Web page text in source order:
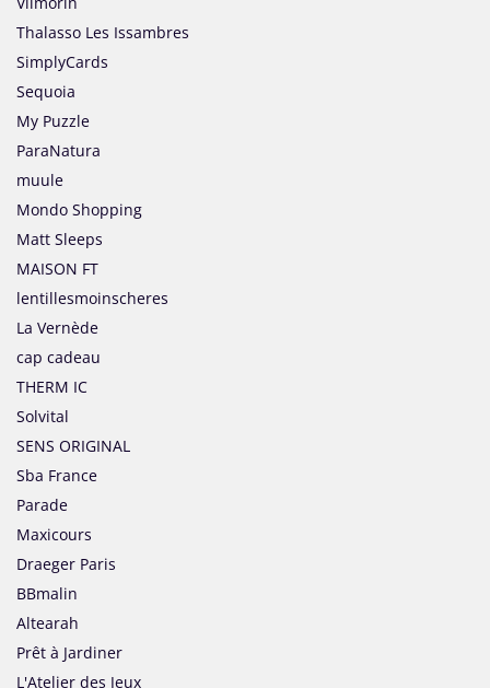
Thalasso Les Issambres
SimplyCards
Sequoia
My Puzzle
ParaNatura
muule
Mondo Shopping
Matt Sleeps
MAISON FT
lentillesmoinscheres
La Vernède
cap cadeau
THERM IC
Solvital
SENS ORIGINAL
Sba France
Parade
Maxicours
Draeger Paris
BBmalin
Altearah
Prêt à Jardiner
L'Atelier des Jeux